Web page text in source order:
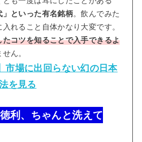
」といった有名銘柄。飲んでみた
れること自体かなり大変です。
たコツを知ることで入手できるよ
ん。
市場に出回らない幻の日本
を見る
利、ちゃんと洗えて